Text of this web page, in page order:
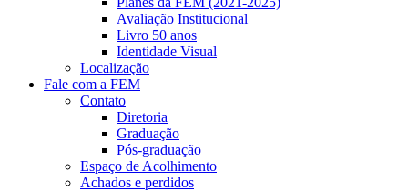
Avaliação Institucional
Livro 50 anos
Identidade Visual
Localização
Fale com a FEM
Contato
Diretoria
Graduação
Pós-graduação
Espaço de Acolhimento
Achados e perdidos